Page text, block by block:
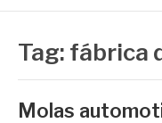
Tag: fábrica
Molas